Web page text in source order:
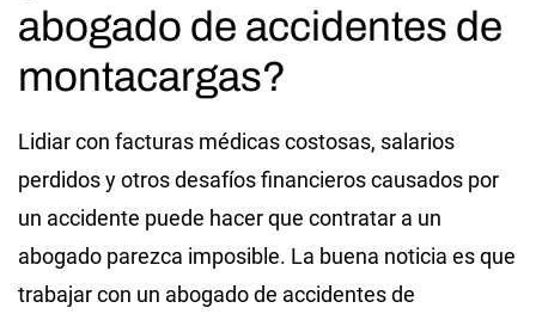
abogado de accidentes de
montacargas?
Lidiar con facturas médicas costosas, salarios
perdidos y otros desafíos financieros causados por
un accidente puede hacer que contratar a un
abogado parezca imposible. La buena noticia es que
trabajar con un abogado de accidentes de